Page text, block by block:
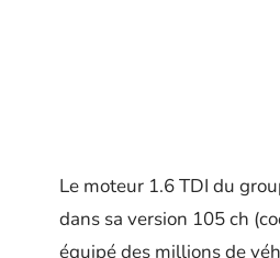
Le moteur 1.6 TDI du
dans sa version 105 ch
équipé des millions de